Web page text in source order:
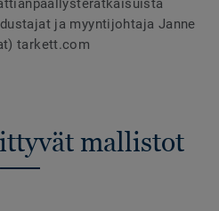
ja myyntijohtaja Janne
tarkett.com
mallistot